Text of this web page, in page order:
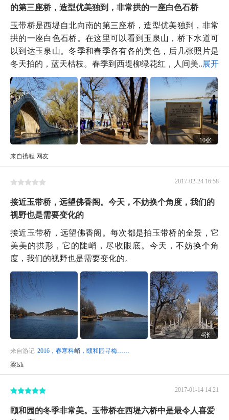
的第三座桥，造型优美独到，非常拱的一座白色石桥
玉带桥是西堤自北向南的第三座桥，造型优美独到，非常
拱的一座白色石桥。在这里可以看到玉泉山，桥下水道可
以到达玉泉山。冬季和春季各有各的美色，后几张照片是
冬天拍的，蓝天枯枝。春季到西堤柳绿花红，人间美...展开
10张
来自携程 网友
2017-02-24 16:58
接近玉带桥，远望佛香阁。今天，不妨换个角度，我们的
视野也是需要变化的
接近玉带桥，远望佛香阁。每次都是拍玉带桥的全景，它
美美的拱形，它的陡峭，尽收眼底。今天，不妨换个角
度，我们的视野也是需要变化的。
4张
来自游记 2016，春寒料峭，颐和园寻梅……
梁lsh
2017-01-14 14:21
颐和园的冬季非常美。玉带桥在西堤六桥中是最令人喜爱